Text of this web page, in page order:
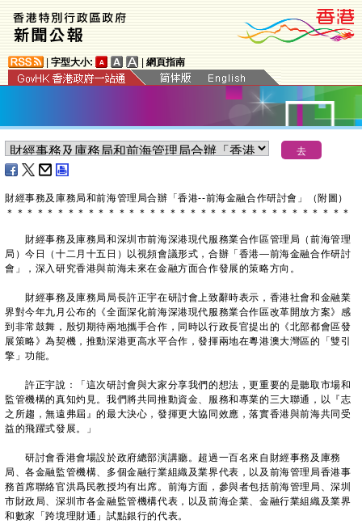
字型大小: 網頁指南
​財經事務及庫務局和前海管理局合辦「香港--前海金融合作研討會」（附圖）
＊ ＊ ＊ ＊ ＊ ＊ ＊ ＊ ＊ ＊ ＊ ＊ ＊ ＊ ＊ ＊ ＊ ＊ ＊ ＊ ＊ ＊ ＊ ＊ ＊ ＊ ＊ ＊ ＊ ＊ ＊ ＊ ＊ ＊
財經事務及庫務局和深圳市前海深港現代服務業合作區管理局（前海管理
局）今日（十二月十五日）以視頻會議形式，合辦「香港—前海金融合作研討
會」，深入研究香港與前海未來在金融方面合作發展的策略方向。
財經事務及庫務局局長許正宇在研討會上致辭時表示，香港社會和金融業
界對今年九月公布的《全面深化前海深港現代服務業合作區改革開放方案》感
到非常鼓舞，殷切期待兩地攜手合作，同時以行政長官提出的《北部都會區發
展策略》為契機，推動深港更高水平合作，發揮兩地在粵港澳大灣區的「雙引
擎」功能。
許正宇說：「這次研討會與大家分享我們的想法，更重要的是聽取市場和
監管機構的真知灼見。我們將共同推動資金、服務和專業的三大聯通，以『志
之所趨，無遠弗屆』的最大決心，發揮更大協同效應，落實香港與前海共同受
益的飛躍式發展。」
研討會香港會場設於政府總部演講廳。超過一百名來自財經事務及庫務
局、各金融監管機構、多個金融行業組織及業界代表，以及前海管理局香港事
務首席聯絡官洪爲民教授均有出席。前海方面，參與者包括前海管理局、深圳
市財政局、深圳市各金融監管機構代表，以及前海企業、金融行業組織及業界
和數家「跨境理財通」試點銀行的代表。